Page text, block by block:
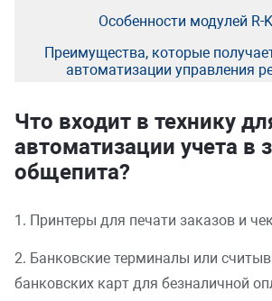
Особенности модулей R-
Преимущества, которые
автоматизации управления
Что входит в технику
автоматизации учета в
общепита?
1. Принтеры для печати заказов и
2. Банковские терминалы или
банковских карт для безналичной